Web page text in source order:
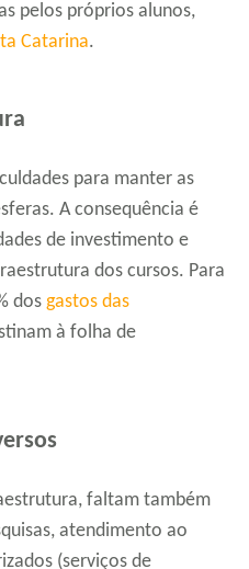
pelos próprios alunos,
Catarina.
para manter as
A consequência é
de investimento e
dos cursos. Para
dos gastos das
à folha de
faltam também
atendimento ao
(serviços de